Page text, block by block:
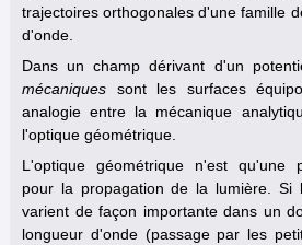
trajectoires orthogonales d'une famille
d'onde.
Dans un champ dérivant d'un
mécaniques sont les surfaces
analogie entre la mécanique
l'optique géométrique.
L'optique géométrique n'est qu'une
pour la propagation de la lumière. Si
varient de façon importante dans un
longueur d'onde (passage par les